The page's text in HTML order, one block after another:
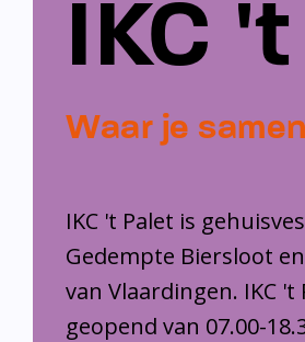
IKC
Waar je
IKC 't Palet is
Gedempte Biersloot
van Vlaardingen. IKC
geopend van 07.00-